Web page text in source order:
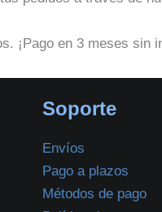
¡Pago en 3 meses sin
Soporte
Envíos
Pago a plazos
Métodos de pago